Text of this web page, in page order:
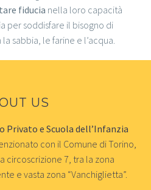
fiducia nella loro capacità
per soddisfare il bisogno di
sabbia, le farine e l’acqua.
US
Privato e Scuola dell’Infanzia
con il Comune di Torino,
circoscrizione 7, tra la zona
e vasta zona “Vanchiglietta”.